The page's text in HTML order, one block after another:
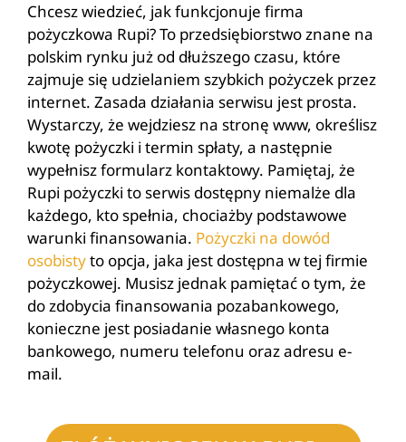
Chcesz wiedzieć, jak funkcjonuje firma
pożyczkowa Rupi? To przedsiębiorstwo znane na
polskim rynku już od dłuższego czasu, które
zajmuje się udzielaniem szybkich pożyczek przez
internet. Zasada działania serwisu jest prosta.
Wystarczy, że wejdziesz na stronę www, określisz
kwotę pożyczki i termin spłaty, a następnie
wypełnisz formularz kontaktowy. Pamiętaj, że
Rupi pożyczki to serwis dostępny niemalże dla
każdego, kto spełnia, chociażby podstawowe
warunki finansowania. Pożyczki na dowód
osobistyto opcja, jaka jest dostępna w tej firmie
pożyczkowej. Musisz jednak pamiętać o tym, że
do zdobycia finansowania pozabankowego,
konieczne jest posiadanie własnego konta
bankowego, numeru telefonu oraz adresu e-
mail.